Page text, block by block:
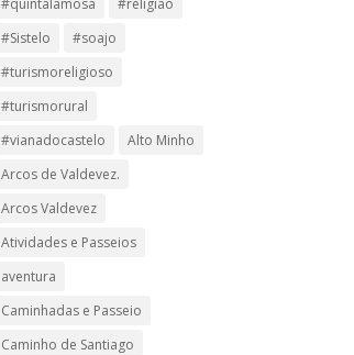
#quintalamosa
#religião
#Sistelo
#soajo
#turismoreligioso
#turismorural
#vianadocastelo
Alto Minho
Arcos de Valdevez.
Arcos Valdevez
Atividades e Passeios
aventura
Caminhadas e Passeio
Caminho de Santiago